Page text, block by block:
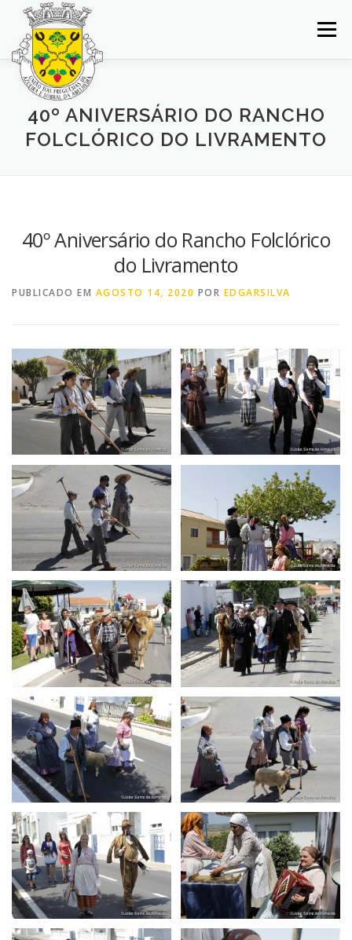
Saltar
conteúdo
Menu
INÍCIO JUNTA DE FREGUESIA
BALCÃO VIRTUAL NOTÍCIAS MAPA
40º ANIVERSÁRIO DO RANCHO
FOLCLÓRICO DO LIVRAMENTO
40º Aniversário do Rancho Folclórico
do Livramento
PUBLICADO EM AGOSTO 14, 2020 POR EDGARSILVA